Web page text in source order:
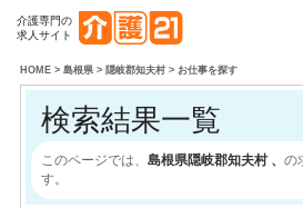
介護専門の
求人サイト
HOME> 島根県> 隠岐郡知夫村> お仕事を探す
検索結果一覧
このページでは、 島根県隠岐郡知夫村 、 の
す。